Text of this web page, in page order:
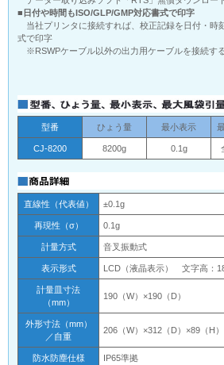
■日付や時間もISO/GLP/GMP対応書式で印字
当社プリンタに接続すれば、校正記録を日付・時
式で印字
※RSWPケーブル以外の出力用ケーブルを接続す
型番 ひょう量 最小表示
CJ-8200 8200g 0.1g
直線性（代表値） ±0.1g
再現性（σ） 0.1g
計量方式 音叉振動式
表示形式 LCD（液晶表示） 文字高：
計量皿寸法
（mm）
190（W）×190（D）
外形寸法（mm）
／自重
206（W）×312（D）×89（H
防水防塵仕様 IP65準拠